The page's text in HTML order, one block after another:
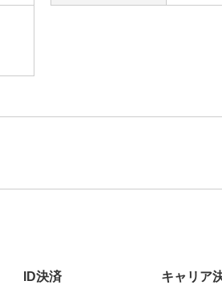
ID決済 キャリア